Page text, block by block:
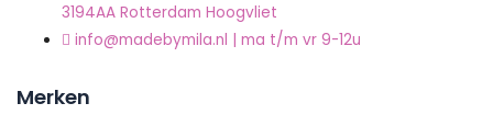
3194AA Rotterdam Hoogvliet
info@madebymila.nl | ma t/m vr 9-12u
Merken